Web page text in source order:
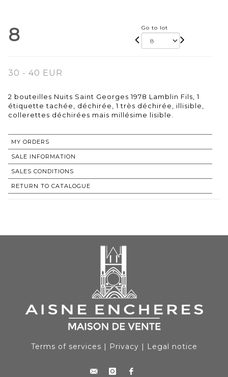
8 Go to lot
30 - 40 EUR
2 bouteilles Nuits Saint Georges 1978 Lamblin Fils, 1
étiquette tachée, déchirée, 1 très déchirée, illisible,
collerettes déchirées mais millésime lisible.
MY ORDERS
SALE INFORMATION
SALES CONDITIONS
RETURN TO CATALOGUE
Terms of services | Privacy | Legal notice